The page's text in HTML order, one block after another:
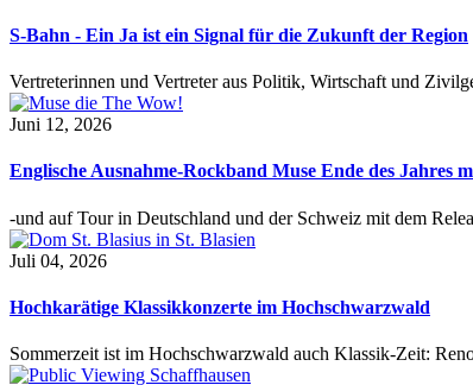
S-Bahn - Ein Ja ist ein Signal für die Zukunft der Region
Vertreterinnen und Vertreter aus Politik, Wirtschaft und
Juni 12, 2026
Englische Ausnahme-Rockband Muse Ende des Jahres
-und auf Tour in Deutschland und der Schweiz mit dem
Juli 04, 2026
Hochkarätige Klassikkonzerte im Hochschwarzwald
Sommerzeit ist im Hochschwarzwald auch Klassik-Zeit: